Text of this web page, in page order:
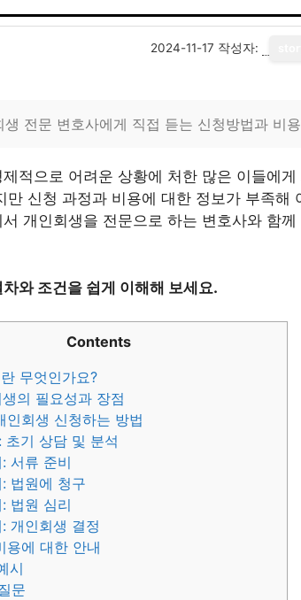
2024-11-17 작성자:
생 전문 변호사에게 직접 듣는 신청방법과 비
적으로 어려운 상황에 처한 많은 이들에
만 신청 과정과 비용에 대한 정보가 부족해
개인회생을 전문으로 하는 변호사와 함
와 조건을 쉽게 이해해 보세요.
Contents
무엇인가요?
의 필요성과 장점
인회생 신청하는 방법
초기 상담 및 분석
서류 준비
법원에 청구
법원 심리
개인회생 결정
용에 대한 안내
시
문